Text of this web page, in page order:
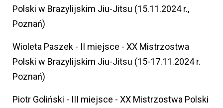
Polski w Brazylijskim Jiu-Jitsu (15.11.2024 r.,
Poznań)
Wioleta Paszek - II miejsce - XX Mistrzostwa
Polski w Brazylijskim Jiu-Jitsu (15-17.11.2024 r.
Poznań)
Piotr Goliński - III miejsce - XX Mistrzostwa Polski